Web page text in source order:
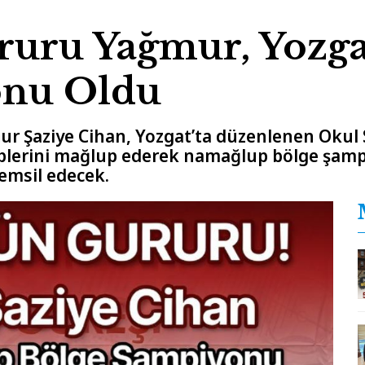
Yağmur,
Oldu
Cihan, Yozgat’ta düzenlenen Okul
mağlup ederek namağlup bölge
edecek.